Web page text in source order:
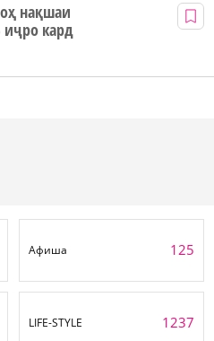
нақшаи
иҷро кард
Афиша 125
LIFE-STYLE 1237